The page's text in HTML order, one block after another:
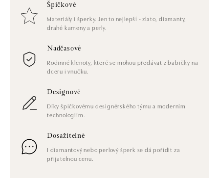
Špičkové
Materiály i šperky. Jen to nejlepší - zlato, diamanty,
drahé kameny a perly.
Nadčasové
Rodinné klenoty, které se mohou předávat z babičky na
dceru i vnučku.
Designové
Díky špičkovému designérského týmu a moderním
technologiím.
Dosažitelné
I diamantový nebo perlový šperk se dá pořídit za
přijatelnou cenu.